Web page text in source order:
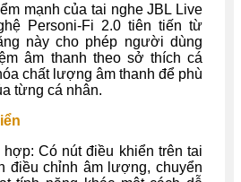
mạnh của tai nghe JBL Live
Personi-Fi 2.0 tiên tiến từ
này cho phép người dùng
âm thanh theo sở thích cá
chất lượng âm thanh để phù
từng cá nhân.
Có nút điều khiển trên tai
điều chỉnh âm lượng, chuyển